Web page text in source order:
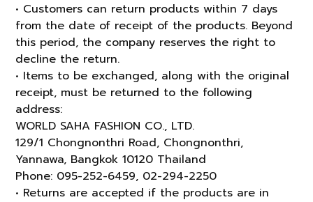
• Customers can return products within 7 days
from the date of receipt of the products. Beyond
this period, the company reserves the right to
decline the return.
• Items to be exchanged, along with the original
receipt, must be returned to the following
address:
WORLD SAHA FASHION CO., LTD.
129/1 Chongnonthri Road, Chongnonthri,
Yannawa, Bangkok 10120 Thailand
Phone: 095-252-6459, 02-294-2250
• Returns are accepted if the products are in